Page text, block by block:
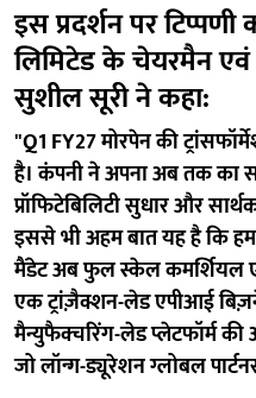
इस प्रदर्शन पर
लिमिटेड के चेयरमैन एवं
सुशील सूरी ने कहा:
"Q1 FY27 मोरपेन की
है। कंपनी ने अपना अब तक का
प्रॉफिटेबिलिटी सुधार और
इससे भी अहम बात यह है कि
मैंडेट अब फुल स्केल कमर्शियल
एक ट्रांज़ैक्शन-लेड एपीआई
मैन्युफैक्चरिंग-लेड प्लेटफॉर्म
जो लॉन्ग-ड्यूरेशन ग्लोबल